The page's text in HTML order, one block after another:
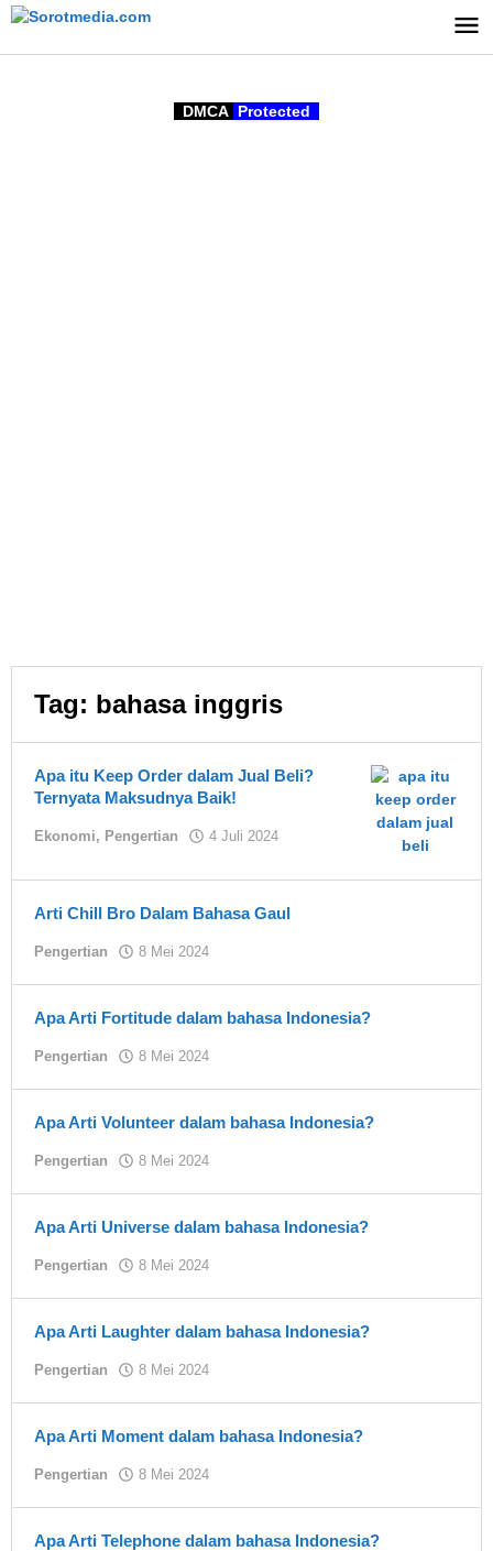
Lewati
konten
DMCA Protected
Tag: bahasa inggris
Apa itu Keep Order dalam Jual Beli?
Ternyata Maksudnya Baik!
Ekonomi, Pengertian 4 Juli 2024
Arti Chill Bro Dalam Bahasa Gaul
Pengertian 8 Mei 2024
Apa Arti Fortitude dalam bahasa Indonesia?
Pengertian 8 Mei 2024
Apa Arti Volunteer dalam bahasa Indonesia?
Pengertian 8 Mei 2024
Apa Arti Universe dalam bahasa Indonesia?
Pengertian 8 Mei 2024
Apa Arti Laughter dalam bahasa Indonesia?
Pengertian 8 Mei 2024
Apa Arti Moment dalam bahasa Indonesia?
Pengertian 8 Mei 2024
Apa Arti Telephone dalam bahasa Indonesia?